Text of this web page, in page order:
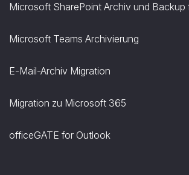
Microsoft SharePoint Archiv und Backup
Microsoft Teams Archivierung
E-Mail-Archiv Migration
Migration zu Microsoft 365
officeGATE for Outlook